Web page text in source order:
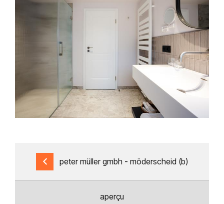
peter müller gmbh - möderscheid (b)
aperçu